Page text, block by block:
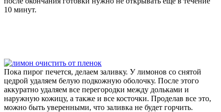
10 минут.
Пока пирог печется, делаем заливку. У лимонов со снятой
цедрой удаляем белую подкожную оболочку. После этого
аккуратно удаляем все перегородки между дольками и
наружную кожицу, а также и все косточки. Проделав все это,
можно быть уверенными, что заливка не будет горчить.